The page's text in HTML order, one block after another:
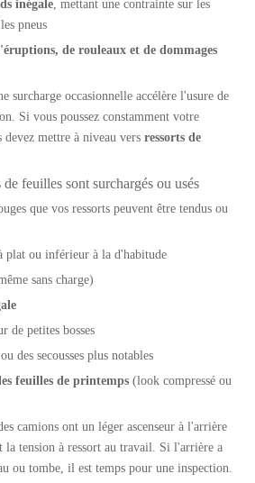
inégale , mettant une contrainte sur les
pneus
de rouleaux et de dommages
surcharge occasionnelle accélère l'usure de
Si vous poussez constamment votre
mettre à niveau vers ressorts de
feuilles sont surchargés ou usés
que vos ressorts peuvent être tendus ou
plat ou inférieur à la d'habitude
sans charge)
de petites bosses
ou des secousses plus notables
feuilles de printemps (look compressé ou
camions ont un léger ascenseur à l'arrière
la tension à ressort au travail. Si l'arrière a
ou tombe, il est temps pour une inspection.